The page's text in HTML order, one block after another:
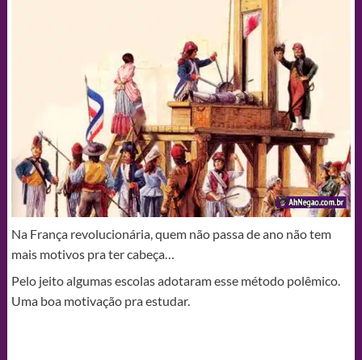
Na França revolucionária, quem não passa de ano não tem
mais motivos pra ter cabeça…
Pelo jeito algumas escolas adotaram esse método polêmico.
Uma boa motivação pra estudar.